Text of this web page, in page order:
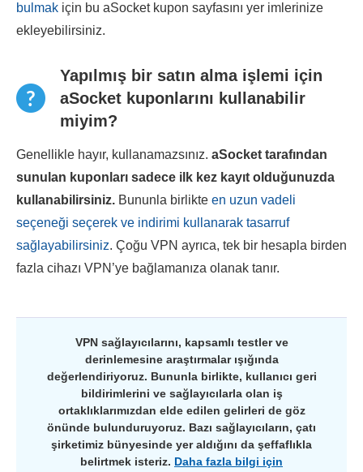
bulmak için bu aSocket kupon sayfasını yer imlerinize
ekleyebilirsiniz.
Yapılmış bir satın alma işlemi için
aSocket kuponlarını kullanabilir
miyim?
Genellikle hayır, kullanamazsınız. aSocket tarafından
sunulan kuponları sadece ilk kez kayıt olduğunuzda
kullanabilirsiniz. Bununla birlikte en uzun vadeli
seçeneği seçerek ve indirimi kullanarak tasarruf
sağlayabilirsiniz. Çoğu VPN ayrıca, tek bir hesapla birden
fazla cihazı VPN’ye bağlamanıza olanak tanır.
VPN sağlayıcılarını, kapsamlı testler ve
derinlemesine araştırmalar ışığında
değerlendiriyoruz. Bununla birlikte, kullanıcı geri
bildirimlerini ve sağlayıcılarla olan iş
ortaklıklarımızdan elde edilen gelirleri de göz
önünde bulunduruyoruz. Bazı sağlayıcıların, çatı
şirketimiz bünyesinde yer aldığını da şeffaflıkla
belirtmek isteriz. Daha fazla bilgi için